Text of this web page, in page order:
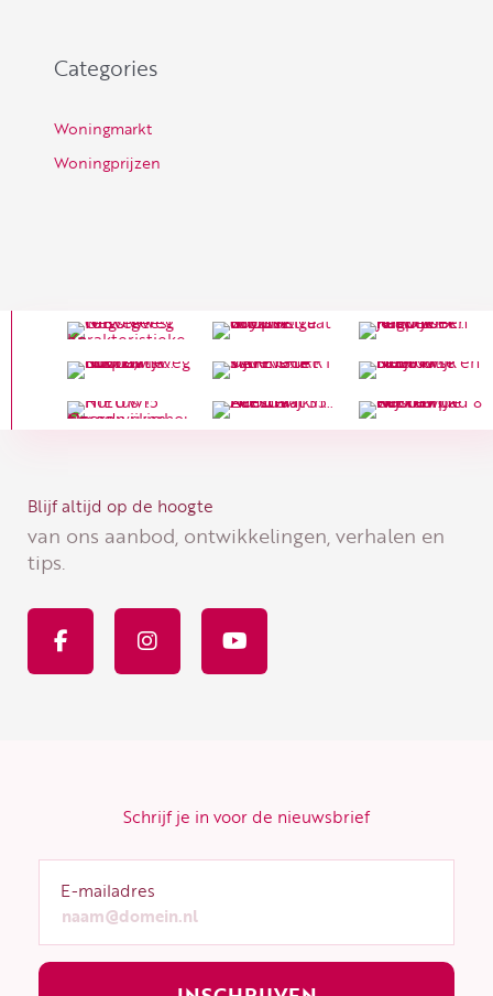
Categories
Woningmarkt
Woningprijzen
Blijf altijd op de hoogte
van ons aanbod, ontwikkelingen, verhalen en
tips.
F
a
c
e
I
n
t
Y
o
t
Schrijf je in voor de nieuwsbrief
E-mailadres